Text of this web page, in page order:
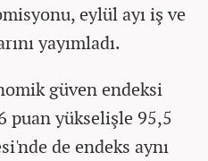
eylül ayı iş ve
yayımladı.
güven endeksi
puan yükselişle 95,5
de endeks aynı